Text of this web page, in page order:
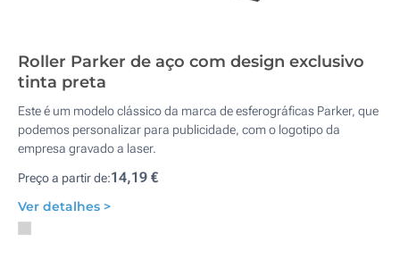
Roller Parker de aço com design exclusivo
tinta preta
Este é um modelo clássico da marca de esferográficas Parker, que
podemos personalizar para publicidade, com o logotipo da
empresa gravado a laser.
Preço a partir de:14,19 €
Ver detalhes >